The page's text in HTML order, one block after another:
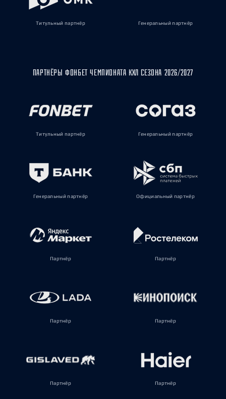
Титульный партнёр Генеральный партнёр
ПАРТНЁРЫ ФОНБЕТ ЧЕМПИОНАТА КХЛ СЕЗОНА 2026/2027
Титульный партнёр Генеральный партнёр
Генеральный партнёр Официальный партнёр
Партнёр Партнёр
Партнёр Партнёр
Партнёр Партнёр